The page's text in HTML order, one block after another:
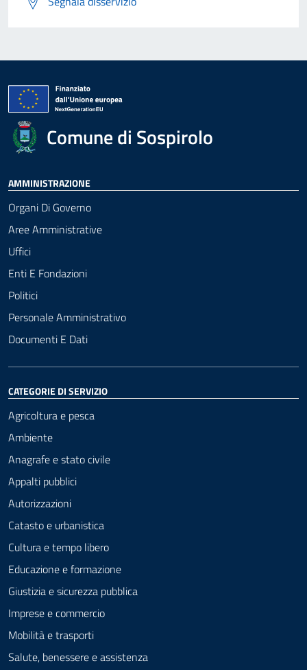
Comune di Sospirolo
AMMINISTRAZIONE
Organi Di Governo
Aree Amministrative
Uffici
Enti E Fondazioni
Politici
Personale Amministrativo
Documenti E Dati
CATEGORIE DI SERVIZIO
Agricoltura e pesca
Ambiente
Anagrafe e stato civile
Appalti pubblici
Autorizzazioni
Catasto e urbanistica
Cultura e tempo libero
Educazione e formazione
Giustizia e sicurezza pubblica
Imprese e commercio
Mobilità e trasporti
Salute, benessere e assistenza